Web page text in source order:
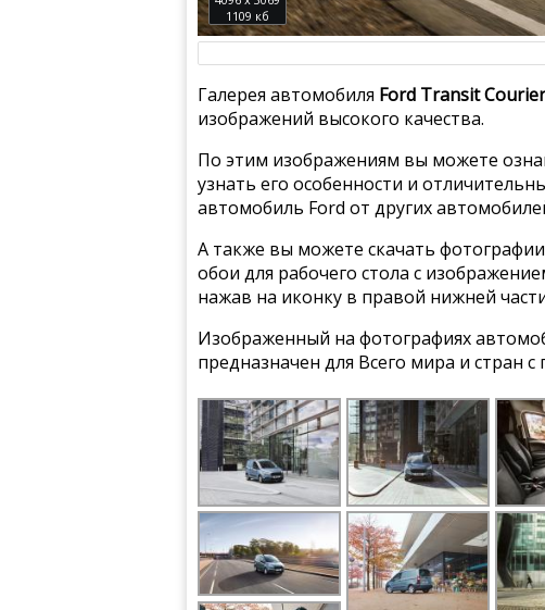
1109 кб
Галерея автомобиля Ford Transit
изображений высокого качества.
По этим изображениям вы можете
узнать его особенности и
автомобиль Ford от других
А также вы можете скачать
обои для рабочего стола с
нажав на иконку в правой нижней
Изображенный на фотографиях
предназначен для Всего мира и стран